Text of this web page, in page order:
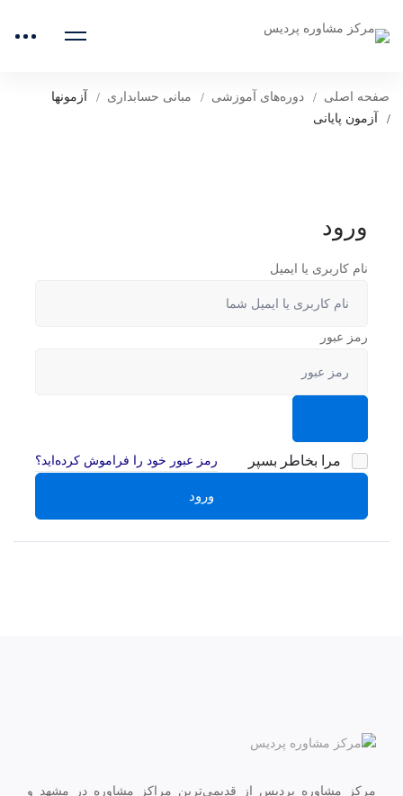
صفحه اصلی دوره‌های آموزشی مبانی حسابداری
آزمونها
آزمون پایانی
ورود
نام کاربری یا ایمیل
رمز عبور
مرا بخاطر بسپر رمز عبور خود را فراموش کرده‌اید؟
ورود
مرکز مشاوره پردیس از قدیمی‌ترین مراکز مشاوره در مشهد و